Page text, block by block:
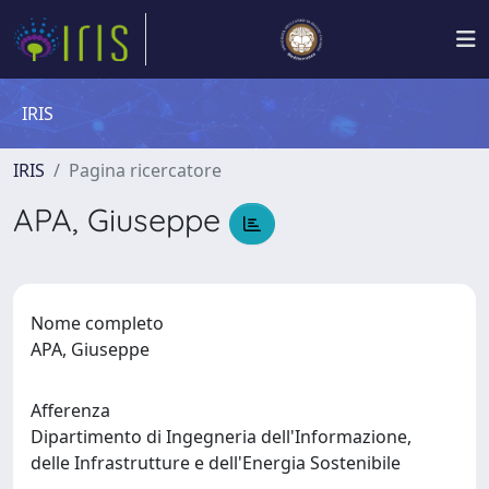
IRIS
IRIS Pagina ricercatore
APA, Giuseppe
Nome completo
APA, Giuseppe
Afferenza
Dipartimento di Ingegneria dell'Informazione,
delle Infrastrutture e dell'Energia Sostenibile